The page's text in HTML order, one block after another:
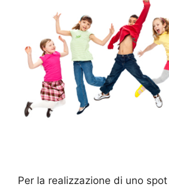
Per la realizzazione di uno